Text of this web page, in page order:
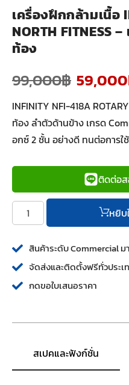
เครื่องฝึกกล้ามเนื้อ
NORTH FITNESS
ท้อง
99,000฿ 59,000
INFINITY NFI-418A
ท้อง ลำตัวด้านข้าง เกรด
อกซ์ 2 ชั้น อย่างดี ทนต่อการใ
ติดต่อส
หยิบ
สินค้าระดับ Commercial
จัดส่งและติดตั้งฟรีทั่วประเ
กดขอใบเสนอราคา
สเปคและฟังก์ชั่น